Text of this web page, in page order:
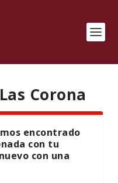
Corona
encontrado
con tu
con una